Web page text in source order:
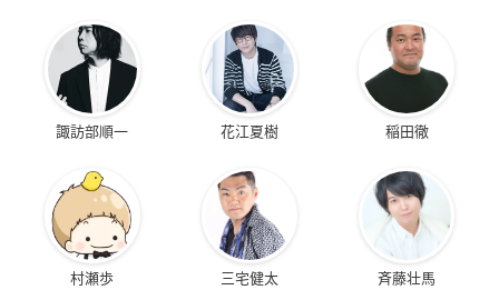
諏訪部順一 花江夏樹 稲田徹
村瀬歩 三宅健太 斉藤壮馬